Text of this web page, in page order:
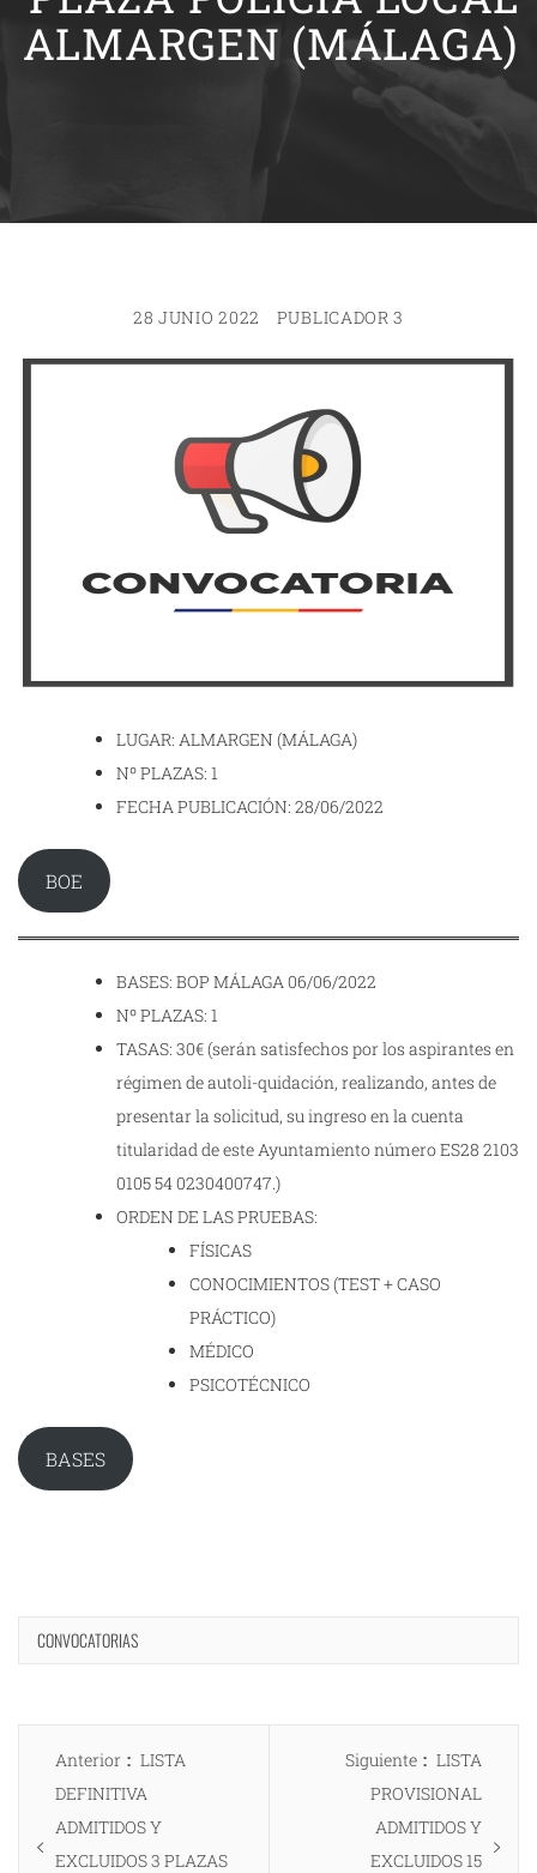
ALMARGEN (MÁLAGA)
28 JUNIO 2022 PUBLICADOR 3
LUGAR: ALMARGEN (MÁLAGA)
Nº PLAZAS: 1
FECHA PUBLICACIÓN: 28/06/2022
BOE
BASES: BOP MÁLAGA 06/06/2022
Nº PLAZAS: 1
TASAS: 30€ (serán satisfechos por los aspirantes en
régimen de autoli-quidación, realizando, antes de
presentar la solicitud, su ingreso en la cuenta
titularidad de este Ayuntamiento número ES28 2103
0105 54 0230400747.)
ORDEN DE LAS PRUEBAS:
FÍSICAS
CONOCIMIENTOS (TEST + CASO
PRÁCTICO)
MÉDICO
PSICOTÉCNICO
BASES
CONVOCATORIAS
Navegación
entradas
Anterior
Entrada
anterior:
LISTA
DEFINITIVA
ADMITIDOS Y
EXCLUIDOS 3 PLAZAS
Siguiente
Entrada
siguiente:
LISTA
PROVISIONAL
ADMITIDOS Y
EXCLUIDOS 15